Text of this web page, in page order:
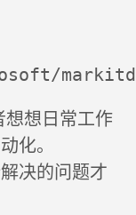
想想日常工作
化。
决的问题才